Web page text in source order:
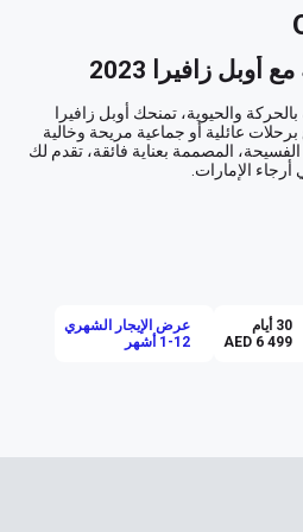
زافيرا 2023
بلا حدود
30 أيام
AED 6 499
عرض الإيجار الشهري
1-12 أشهر